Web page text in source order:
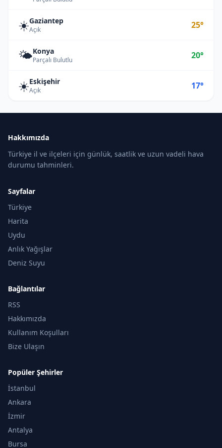
☀️Gaziantep
Açık 25°
🌤️Konya
Parçalı Bulutlu 20°
☀️Eskişehir
Açık 17°
Hakkımızda
Türkiye il ve ilçeleri için günlük, saatlik ve uzun vadeli hava
durumu tahminleri.
Sayfalar
Türkiye
Harita
Uydu
Anlık Yağışlar
Deniz Suyu
Bağlantılar
RSS
Hakkımızda
Kullanım Koşulları
Bize Ulaşın
Popüler Şehirler
İstanbul
Ankara
İzmir
Antalya
Bursa